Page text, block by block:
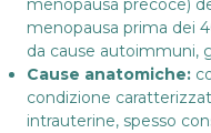
menopausa precoce)
menopausa prima dei
da cause autoimmuni,
Cause anatomiche:
condizione
intrauterine, spesso